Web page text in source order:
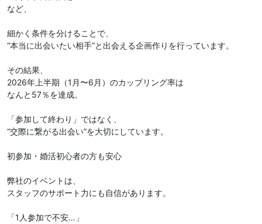
など、
細かく条件を分けることで、
“本当に出会いたい相手”と出会える企画作りを行っています。
その結果、
2026年上半期（1月〜6月）のカップリング率は
なんと57％を達成。
「参加して終わり」ではなく、
“交際に繋がる出会い”を大切にしています。
初参加・婚活初心者の方も安心
弊社のイベントは、
スタッフのサポート力にも自信があります。
「1人参加で不安…」